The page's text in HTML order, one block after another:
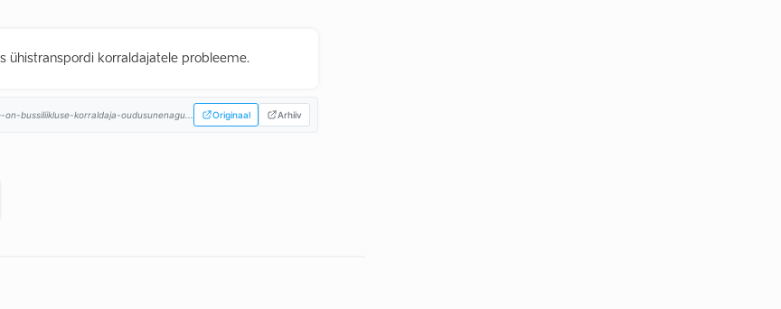
ühistranspordi korraldajatele probleeme.
bussiliikluse-korraldaja-oudusunenagu... Originaal Arhiiv